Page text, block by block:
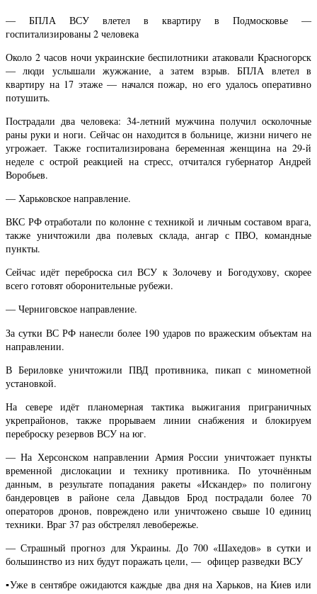
— БПЛА ВСУ влетел в квартиру в Подмосковье —
госпитализированы 2 человека
Около 2 часов ночи украинские беспилотники атаковали Красногорск
— люди услышали жужжание, а затем взрыв. БПЛА влетел в
квартиру на 17 этаже — начался пожар, но его удалось оперативно
потушить.
Пострадали два человека: 34-летний мужчина получил осколочные
раны руки и ноги. Сейчас он находится в больнице, жизни ничего не
угрожает. Также госпитализирована беременная женщина на 29-й
неделе с острой реакцией на стресс, отчитался губернатор Андрей
Воробьев.
— Харьковское направление.
ВКС РФ отработали по колонне с техникой и личным составом врага,
также уничтожили два полевых склада, ангар с ПВО, командные
пункты.
Сейчас идёт переброска сил ВСУ к Золочеву и Богодухову, скорее
всего готовят оборонительные рубежи.
— Черниговское направление.
За сутки ВС РФ нанесли более 190 ударов по вражеским объектам на
направлении.
В Бериловке уничтожили ПВД противника, пикап с минометной
установкой.
На севере идёт планомерная тактика выжигания приграничных
укрепрайонов, также прорываем линии снабжения и блокируем
переброску резервов ВСУ на юг.
— На Херсонском направлении Армия России уничтожает пункты
временной дислокации и технику противника. По уточнённым
данным, в результате попадания ракеты «Искандер» по полигону
бандеровцев в районе села Давыдов Брод пострадали более 70
операторов дронов, повреждено или уничтожено свыше 10 единиц
техники. Враг 37 раз обстрелял левобережье.
— Страшный прогноз для Украины. До 700 «Шахедов» в сутки и
большинство из них будут поражать цели, — офицер разведки ВСУ
▪️Уже в сентябре ожидаются каждые два дня на Харьков, на Киев или